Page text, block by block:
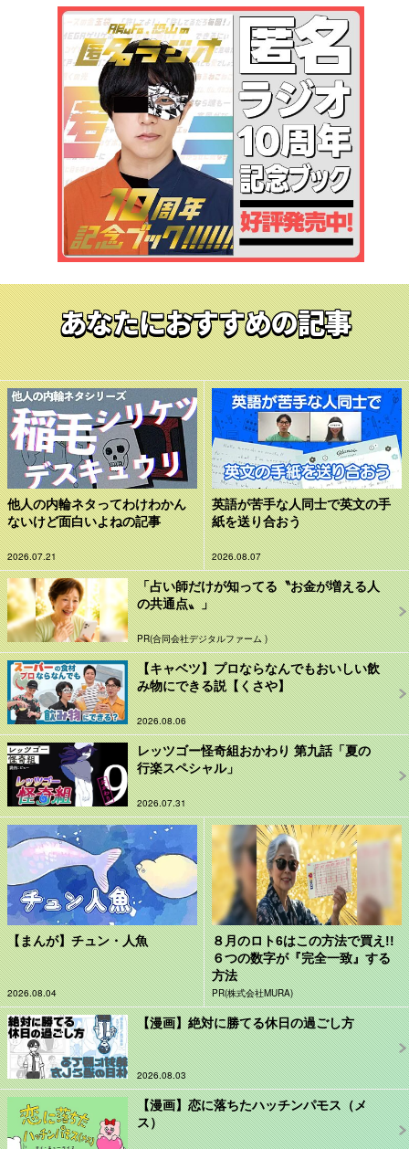
あなたにおすすめの記事
他人の内輪ネタってわけわかん
ないけど面白いよねの記事
2026.07.21
英語が苦手な人同士で英文の手
紙を送り合おう
2026.08.07
「占い師だけが知ってる〝お金が増える人
の共通点〟」
PR(合同会社デジタルファーム )
【キャベツ】プロならなんでもおいしい飲
み物にできる説【くさや】
2026.08.06
レッツゴー怪奇組おかわり 第九話「夏の
行楽スペシャル」
2026.07.31
【まんが】チュン・人魚
2026.08.04
８月のロト6はこの方法で買え!!
６つの数字が『完全一致』する
方法
PR(株式会社MURA)
【漫画】絶対に勝てる休日の過ごし方
2026.08.03
【漫画】恋に落ちたハッチンパモス（メ
ス）